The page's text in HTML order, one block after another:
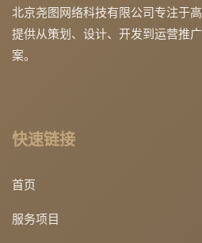
北京尧图网络科技有限公司专注于
提供从策划、设计、开发到运营推
案。
快速链接
首页
服务项目